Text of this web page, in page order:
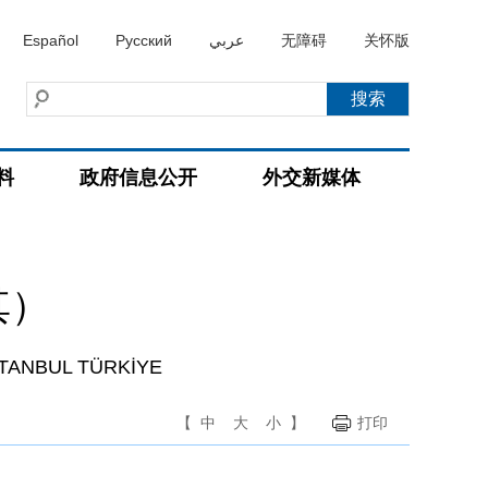
Español Русский عربي 无障碍 关怀版
政府信息公开 外交新媒体
TÜRKİYE
【 中 大 小 】 打印